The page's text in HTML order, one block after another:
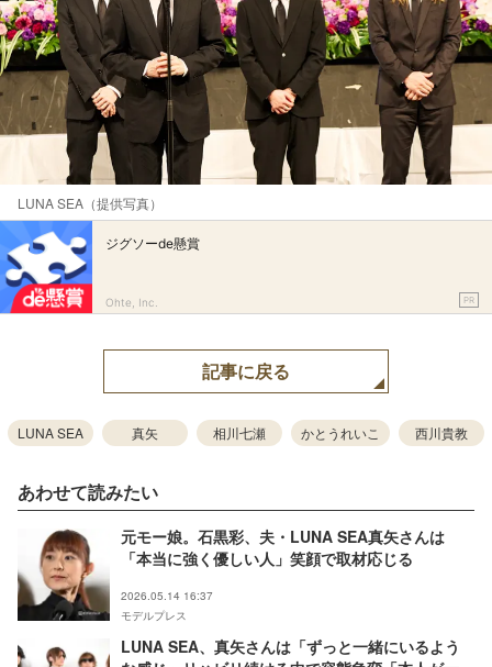
LUNA SEA（提供写真）
ジグソーde懸賞
Ohte, Inc. PR
記事に戻る
LUNA SEA 真矢 相川七瀬 かとうれいこ 西川貴教
あわせて読みたい
元モー娘。石黒彩、夫・LUNA SEA真矢さんは
「本当に強く優しい人」笑顔で取材応じる
2026.05.14 16:37
モデルプレス
LUNA SEA、真矢さんは「ずっと一緒にいるよう